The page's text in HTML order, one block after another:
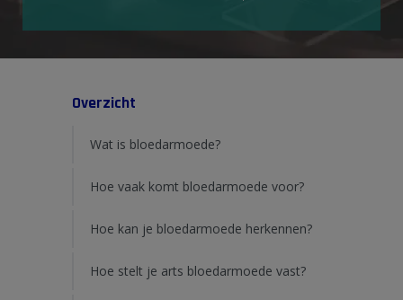
Overzicht
Wat is bloedarmoede?
Hoe vaak komt bloedarmoede voor?
Hoe kan je bloedarmoede herkennen?
Hoe stelt je arts bloedarmoede vast?